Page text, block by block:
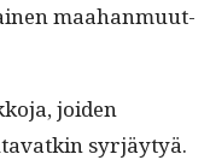
maa­han­muut­
joiden
syrjäytyä.